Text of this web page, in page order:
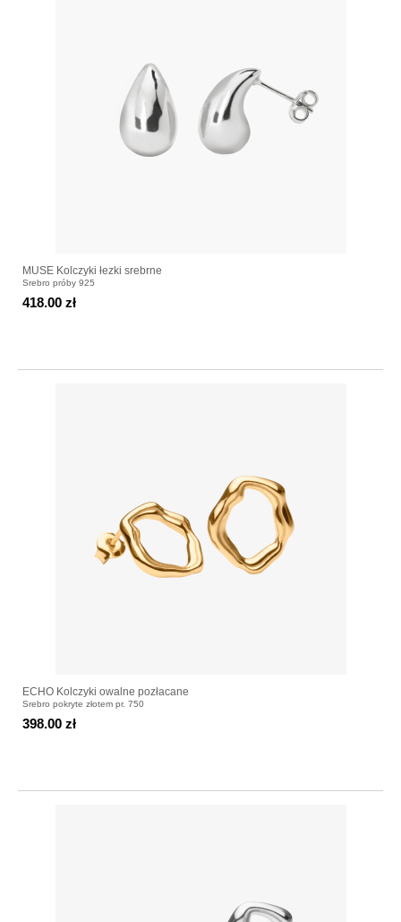
MUSE Kolczyki łezki srebrne
Srebro próby 925
418.00 zł
ECHO Kolczyki owalne pozłacane
Srebro pokryte złotem pr. 750
398.00 zł